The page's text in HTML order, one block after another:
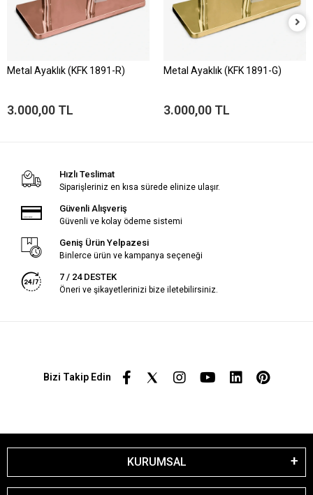
Metal Ayaklık (KFK 1891-R)
3.000,00 TL
Metal Ayaklık (KFK 1891-G)
3.000,00 TL
Hızlı Teslimat
Siparişleriniz en kısa sürede elinize ulaşır.
Güvenli Alışveriş
Güvenli ve kolay ödeme sistemi
Geniş Ürün Yelpazesi
Binlerce ürün ve kampanya seçeneği
7 / 24 DESTEK
Öneri ve şikayetlerinizi bize iletebilirsiniz.
Bizi Takip Edin
KURUMSAL